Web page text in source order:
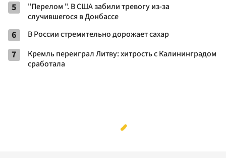
5
"Перелом ". В США забили тревогу из-за
случившегося в Донбассе
6 В России стремительно дорожает сахар
7
Кремль переиграл Литву: хитрость с Калининградом
сработала